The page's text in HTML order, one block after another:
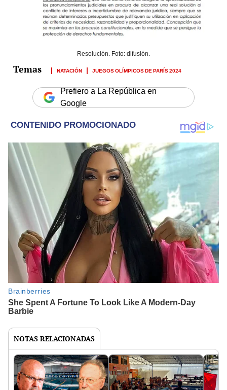
Resolución. Foto: difusión.
NATACIÓN JUEGOS OLÍMPICOS DE PARÍS 2024
Prefiero a La República en
Google
NOTAS RELACIONADAS